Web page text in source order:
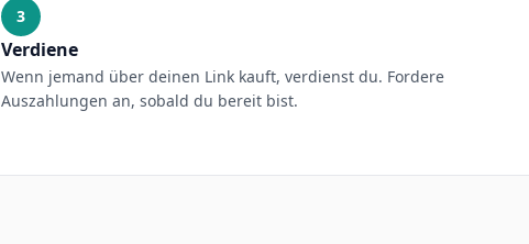
3
Verdiene
Wenn jemand über deinen Link kauft, verdienst du. Fordere
Auszahlungen an, sobald du bereit bist.